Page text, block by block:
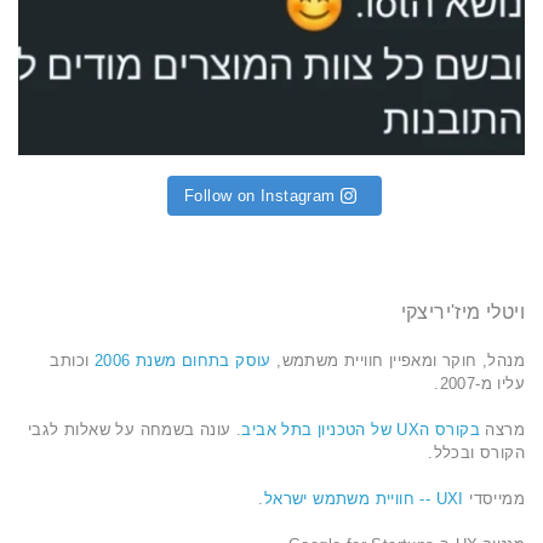
Follow on Instagram
ויטלי מיז'יריצקי
מנהל, חוקר ומאפיין חוויית משתמש, עוסק בתחום משנת 2006
וכותב
עליו מ-2007.
מרצה בקורס הUX של הטכניון בתל אביב
. עונה בשמחה על שאלות לגבי
הקורס ובכלל.
ממייסדי UXI -- חוויית משתמש ישראל .